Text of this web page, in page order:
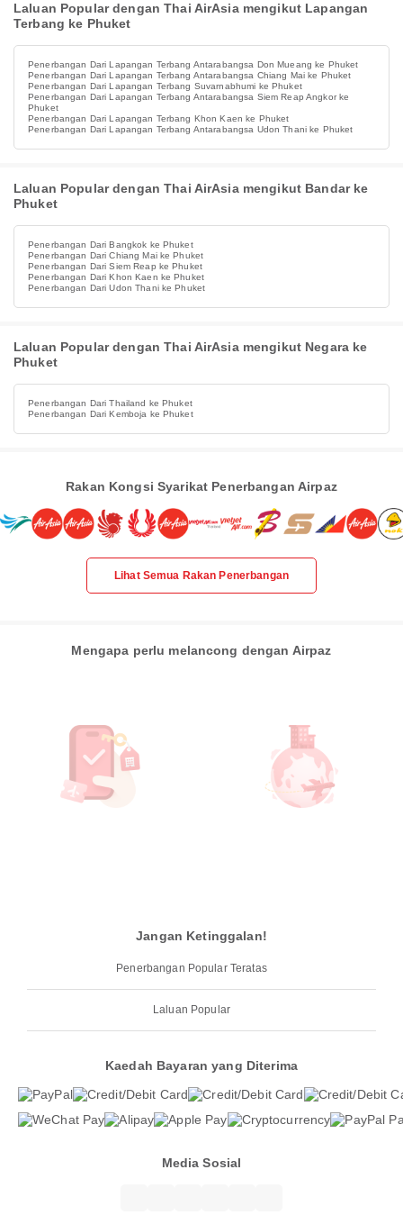
Laluan Popular dengan Thai AirAsia mengikut Lapangan
Terbang ke Phuket
Penerbangan Dari Lapangan Terbang Antarabangsa Don Mueang ke Phuket
Penerbangan Dari Lapangan Terbang Antarabangsa Chiang Mai ke Phuket
Penerbangan Dari Lapangan Terbang Suvarnabhumi ke Phuket
Penerbangan Dari Lapangan Terbang Antarabangsa Siem Reap Angkor ke
Phuket
Penerbangan Dari Lapangan Terbang Khon Kaen ke Phuket
Penerbangan Dari Lapangan Terbang Antarabangsa Udon Thani ke Phuket
Laluan Popular dengan Thai AirAsia mengikut Bandar ke
Phuket
Penerbangan Dari Bangkok ke Phuket
Penerbangan Dari Chiang Mai ke Phuket
Penerbangan Dari Siem Reap ke Phuket
Penerbangan Dari Khon Kaen ke Phuket
Penerbangan Dari Udon Thani ke Phuket
Laluan Popular dengan Thai AirAsia mengikut Negara ke
Phuket
Penerbangan Dari Thailand ke Phuket
Penerbangan Dari Kemboja ke Phuket
Rakan Kongsi Syarikat Penerbangan Airpaz
Lihat Semua Rakan Penerbangan
Mengapa perlu melancong dengan Airpaz
Jangan Ketinggalan!
Penerbangan Popular Teratas
Laluan Popular
Kaedah Bayaran yang Diterima
Media Sosial